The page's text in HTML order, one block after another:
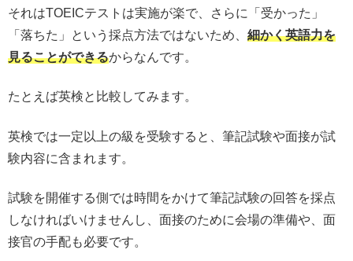
それはTOEICテストは実施が楽で、さらに「受かった」
「落ちた」という採点方法ではないため、 細かく英語力を
見ることができるからなんです。
たとえば英検と比較してみます。
英検では一定以上の級を受験すると、筆記試験や面接が試
験内容に含まれます。
試験を開催する側では時間をかけて筆記試験の回答を採点
しなければいけませんし、面接のために会場の準備や、面
接官の手配も必要です。